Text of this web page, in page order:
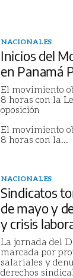
NACIONALES
Inicios del
en Panamá
El movimiento
8 horas con la
oposición
El movimiento
8 horas con la...
NACIONALES
Sindicatos
de mayo y
y crisis
La jornada del
marcada por
salariales y
derechos